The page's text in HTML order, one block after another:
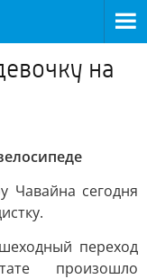
на
Чавайна сегодня
переход
произошло